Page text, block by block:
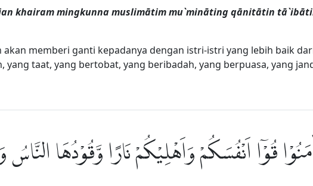
khairam mingkunna muslimātim mu`mināting qānitātin
akan memberi ganti kepadanya dengan istri-istri yang lebih baik
taat, yang bertobat, yang beribadah, yang berpuasa, yang
اٰمَنُوْا قُوْٓا اَنْفُسَكُمْ وَاَهْلِيْكُمْ نَارًا وَّقُوْدُهَا